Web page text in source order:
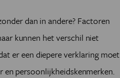
dan in andere? Factoren
kunnen het verschil niet
er een diepere verklaring moet
en persoonlijkheidskenmerken.